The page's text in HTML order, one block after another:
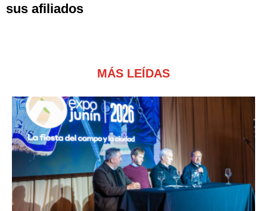
sus afiliados
MÁS LEÍDAS